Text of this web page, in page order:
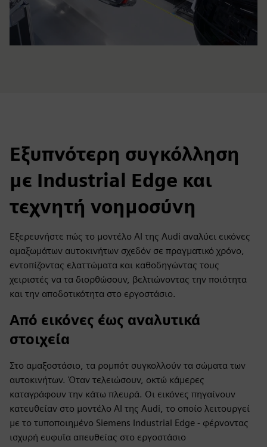
Εξυπνότερη συγκόλληση
με Industrial Edge και
τεχνητή νοημοσύνη
Εξερευνήστε πώς το μοντέλο AI της Audi αναλύει εικόνες
αμαξωμάτων αυτοκινήτων σχεδόν σε πραγματικό χρόνο,
εντοπίζοντας ελαττώματα και καθοδηγώντας τους
χειριστές να τα διορθώσουν, βελτιώνοντας την ποιότητα
και την αποδοτικότητα στο εργοστάσιο.
Από εικόνες έως αναλυτικά
στοιχεία
Στο αμαξοστάσιο, τα ρομπότ συγκολλούν τα σώματα των
αυτοκινήτων. Όταν τελειώσουν, οκτώ κάμερες
καταγράφουν την κάτω πλευρά. Οι εικόνες πηγαίνουν
κατευθείαν στο μοντέλο AI της Audi, το οποίο λειτουργεί
με το τυποποιημένο Siemens Industrial Edge - φέρνοντας
ισχυρή ευφυΐα απευθείας στο εργοστάσιο